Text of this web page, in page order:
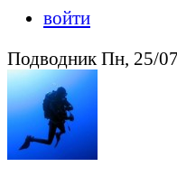
войти
Подводник Пн, 25/